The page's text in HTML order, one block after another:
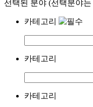
선택된 분야 (선택분야
카테고리
카테고리
카테고리